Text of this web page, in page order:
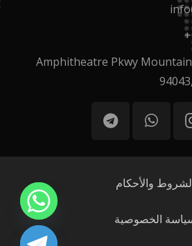
1600 Amphitheatre Pkwy
والأحكام
الخصوصية
chaty